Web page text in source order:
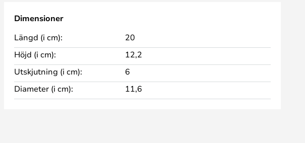
Dimensioner
Längd (i cm):
20
Höjd (i cm):
12,2
Utskjutning (i cm):
6
Diameter (i cm):
11,6